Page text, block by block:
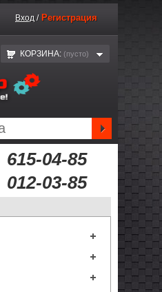
615-04-85
012-03-85
Вход / Регистрация
КОРЗИНА: (пустo)